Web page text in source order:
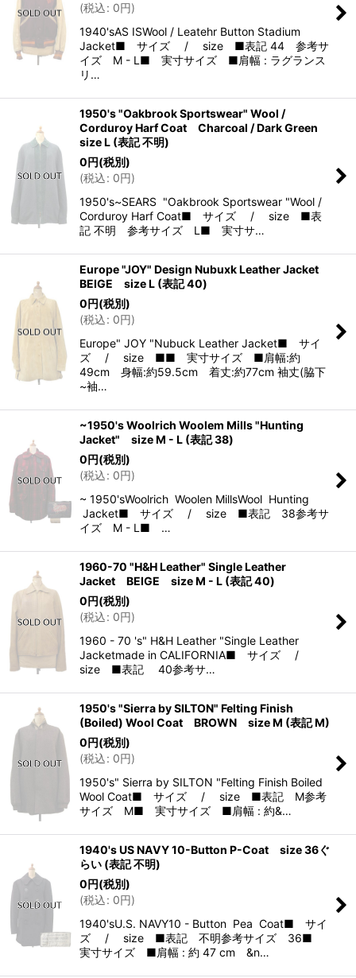
(税込: 0円)
1940'sAS ISWool / Leatehr Button Stadium
Jacket■ サイズ / size ■表記 44 参考サ
イズ M - L■ 実寸サイズ ■肩幅 : ラグランス
リ…
1950's "Oakbrook Sportswear" Wool /
Corduroy Harf Coat Charcoal / Dark Green
size L (表記 不明)
0円(税別)
(税込: 0円)
1950's~SEARS "Oakbrook Sportswear "Wool /
Corduroy Harf Coat■ サイズ / size ■表
記 不明 参考サイズ L■ 実寸サ…
Europe "JOY" Design Nubuxk Leather Jacket
BEIGE size L (表記 40)
0円(税別)
(税込: 0円)
Europe" JOY "Nubuck Leather Jacket■ サイ
ズ / size ■■ 実寸サイズ ■肩幅:約
49cm 身幅:約59.5cm 着丈:約77cm 袖丈(脇下
~袖…
~1950's Woolrich Woolem Mills "Hunting
Jacket" size M - L (表記 38)
0円(税別)
(税込: 0円)
~ 1950'sWoolrich Woolen MillsWool Hunting
Jacket■ サイズ / size ■表記 38参考サ
イズ M - L■ …
1960-70 "H&H Leather" Single Leather
Jacket BEIGE size M - L (表記 40)
0円(税別)
(税込: 0円)
1960 - 70 's" H&H Leather "Single Leather
Jacketmade in CALIFORNIA■ サイズ /
size ■表記 40参考サ…
1950's "Sierra by SILTON" Felting Finish
(Boiled) Wool Coat BROWN size M (表記 M)
0円(税別)
(税込: 0円)
1950's" Sierra by SILTON "Felting Finish Boiled
Wool Coat■ サイズ / size ■表記 M参考
サイズ M■ 実寸サイズ ■肩幅 : 約&…
1940's US NAVY 10-Button P-Coat size 36ぐ
らい (表記 不明)
0円(税別)
(税込: 0円)
1940'sU.S. NAVY10 - Button Pea Coat■ サイ
ズ / size ■表記 不明参考サイズ 36■
実寸サイズ ■肩幅 : 約 47 cm &n…